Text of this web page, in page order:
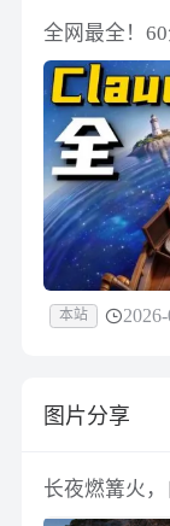
全网最全！
本站
图片分享
长夜燃篝火